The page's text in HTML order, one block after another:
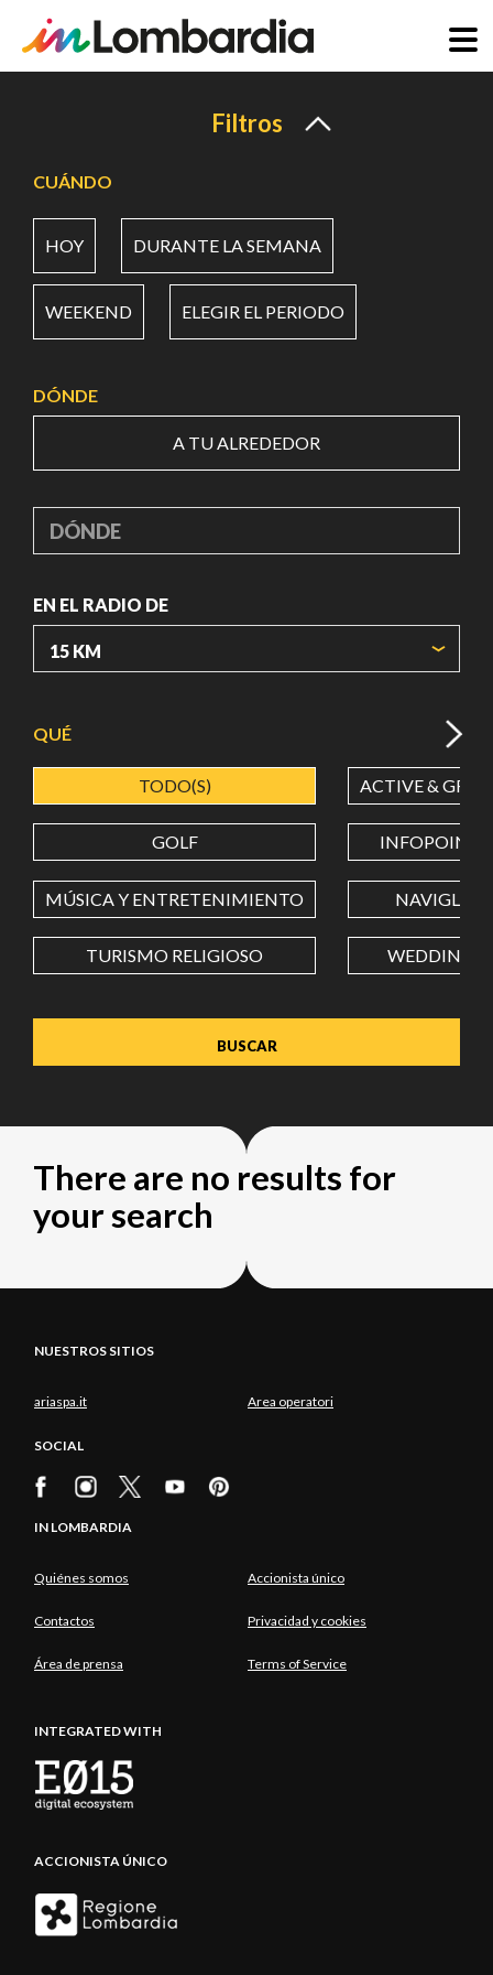
principal
Filtros
CUÁNDO
HOY DURANTE LA SEMANA
WEEKEND ELEGIR EL PERIODO
DÓNDE
A TU ALREDEDOR
DÓNDE
EN EL RADIO DE
LONGITUD
Value in decimal degrees. Use dot (.) as decimal separator.
QUÉ
TODO(S) ACTIVE &
GOLF INFOPOINT
MÚSICA Y ENTRETENIMIENTO NAVIGLI
TURISMO RELIGIOSO WEDDING
There are no results for
your search
NUESTROS SITIOS
ariaspa.it Area operatori
SOCIAL
IN LOMBARDIA
Quiénes somos Accionista único
Contactos Privacidad y cookies
Área de prensa Terms of Service
INTEGRATED WITH
ACCIONISTA ÚNICO